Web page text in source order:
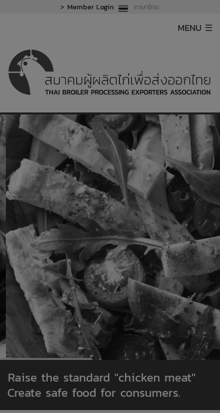
> Member Login ภาษาไทย
MENU ☰
Raise the standard "chicken meat"
Create safe food for consumers.